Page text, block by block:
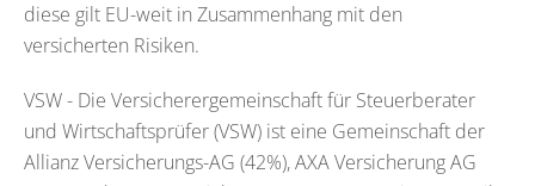
diese gilt EU-weit in Zusammenhang mit den
versicherten Risiken.
VSW - Die Versicherergemeinschaft für Steuerberater
und Wirtschaftsprüfer (VSW) ist eine Gemeinschaft der
Allianz Versicherungs-AG (42%), AXA Versicherung AG